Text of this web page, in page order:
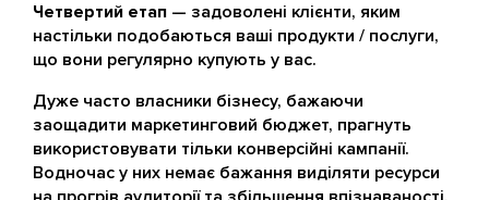
Четвертий етап — задоволені клієнти, яким
настільки подобаються ваші продукти / послуги,
що вони регулярно купують у вас.
Дуже часто власники бізнесу, бажаючи
заощадити маркетинговий бюджет, прагнуть
використовувати тільки конверсійні кампанії.
Водночас у них немає бажання виділяти ресурси